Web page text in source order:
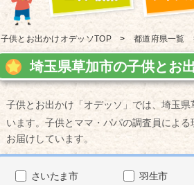
子供とお出かけ オデッソTOP 都道府県一覧
埼玉県草加市の子供とお
子供とお出かけ「オデッソ」では、埼玉
います。子供とママ・パパの調査員によ
お届けしています。
さいたま市
羽生市